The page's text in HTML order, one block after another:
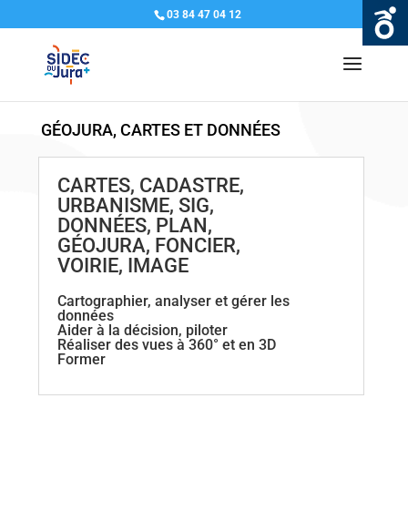
03 84 47 04 12
GÉOJURA, CARTES ET DONNÉES
CARTES, CADASTRE,
URBANISME, SIG,
DONNÉES, PLAN,
GÉOJURA, FONCIER,
VOIRIE, IMAGE
Cartographier, analyser et gérer les
données
Aider à la décision, piloter
Réaliser des vues à 360° et en 3D
Former